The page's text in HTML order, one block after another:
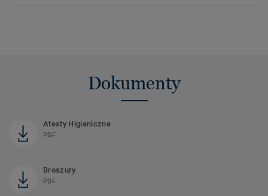
Dokumenty
Atesty Higieniczne
PDF
Broszury
PDF